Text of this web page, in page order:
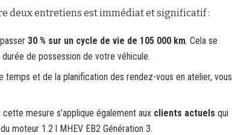
deux entretiens est immédiat et significatif :
30 % sur un cycle de vie de 105 000 km. Cela se
de possession de votre véhicule.
temps et de la planification des rendez-vous en atelier, vous
mesure s’applique également aux clients actuels qui
moteur 1.2 l MHEV EB2 Génération 3.